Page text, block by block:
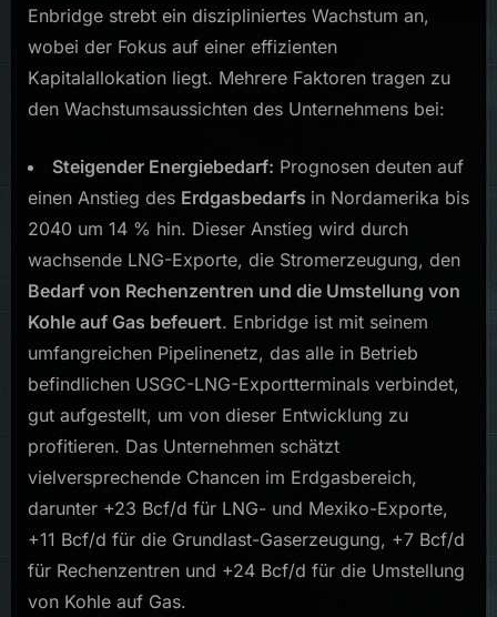
Enbridge strebt ein diszipliniertes Wachstum an,
wobei der Fokus auf einer effizienten
Kapitalallokation liegt. Mehrere Faktoren tragen zu
den Wachstumsaussichten des Unternehmens bei:
Steigender Energiebedarf: Prognosen deuten auf
einen Anstieg des Erdgasbedarfs in Nordamerika bis
2040 um 14 % hin. Dieser Anstieg wird durch
wachsende LNG-Exporte, die Stromerzeugung, den
Bedarf von Rechenzentren und die Umstellung von
Kohle auf Gas befeuert. Enbridge ist mit seinem
umfangreichen Pipelinenetz, das alle in Betrieb
befindlichen USGC-LNG-Exportterminals verbindet,
gut aufgestellt, um von dieser Entwicklung zu
profitieren. Das Unternehmen schätzt
vielversprechende Chancen im Erdgasbereich,
darunter +23 Bcf/d für LNG- und Mexiko-Exporte,
+11 Bcf/d für die Grundlast-Gaserzeugung, +7 Bcf/d
für Rechenzentren und +24 Bcf/d für die Umstellung
von Kohle auf Gas.